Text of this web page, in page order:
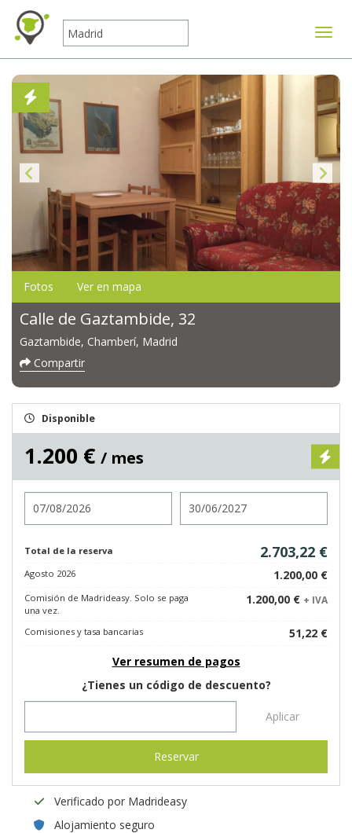
Fotos Ver en mapa
Calle de Gaztambide, 32
Gaztambide, Chamberí, Madrid
Compartir
Disponible
1.200 € / mes
Total de la reserva 2.703,22 €
Agosto 2026 1.200,00 €
Comisión de Madrideasy. Solo se paga
una vez.
1.200,00 € + IVA
Comisiones y tasa bancarias
51,22 €
Ver resumen de pagos
¿Tienes un código de descuento?
Aplicar
Reservar
Verificado por Madrideasy
Alojamiento seguro